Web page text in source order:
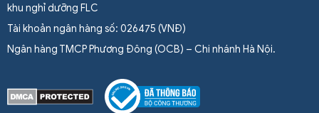
khu nghỉ dưỡng FLC
Tài khoản ngân hàng số: 026475 (VNĐ)
Ngân hàng TMCP Phương Đông (OCB) – Chi nhánh Hà Nội.